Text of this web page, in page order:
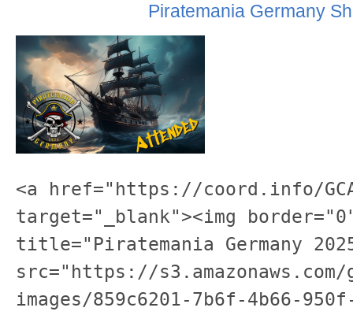
Piratemania Germany
<a href="https://coord.info/
target="_blank"><img
title="Piratemania Germany
src="https://s3.amazonaws.com/
images/859c6201-7b6f-4b66-